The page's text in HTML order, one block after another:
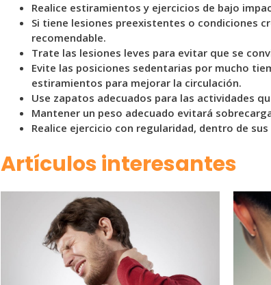
Realice estiramientos y ejercicios de bajo
Si tiene lesiones preexistentes o condiciones
recomendable.
Trate las lesiones leves para evitar que se
Evite las posiciones sedentarias por mucho
estiramientos para mejorar la circulación.
Use zapatos adecuados para las actividades
Mantener un peso adecuado evitará
Realice ejercicio con regularidad, dentro de
Artículos interesantes